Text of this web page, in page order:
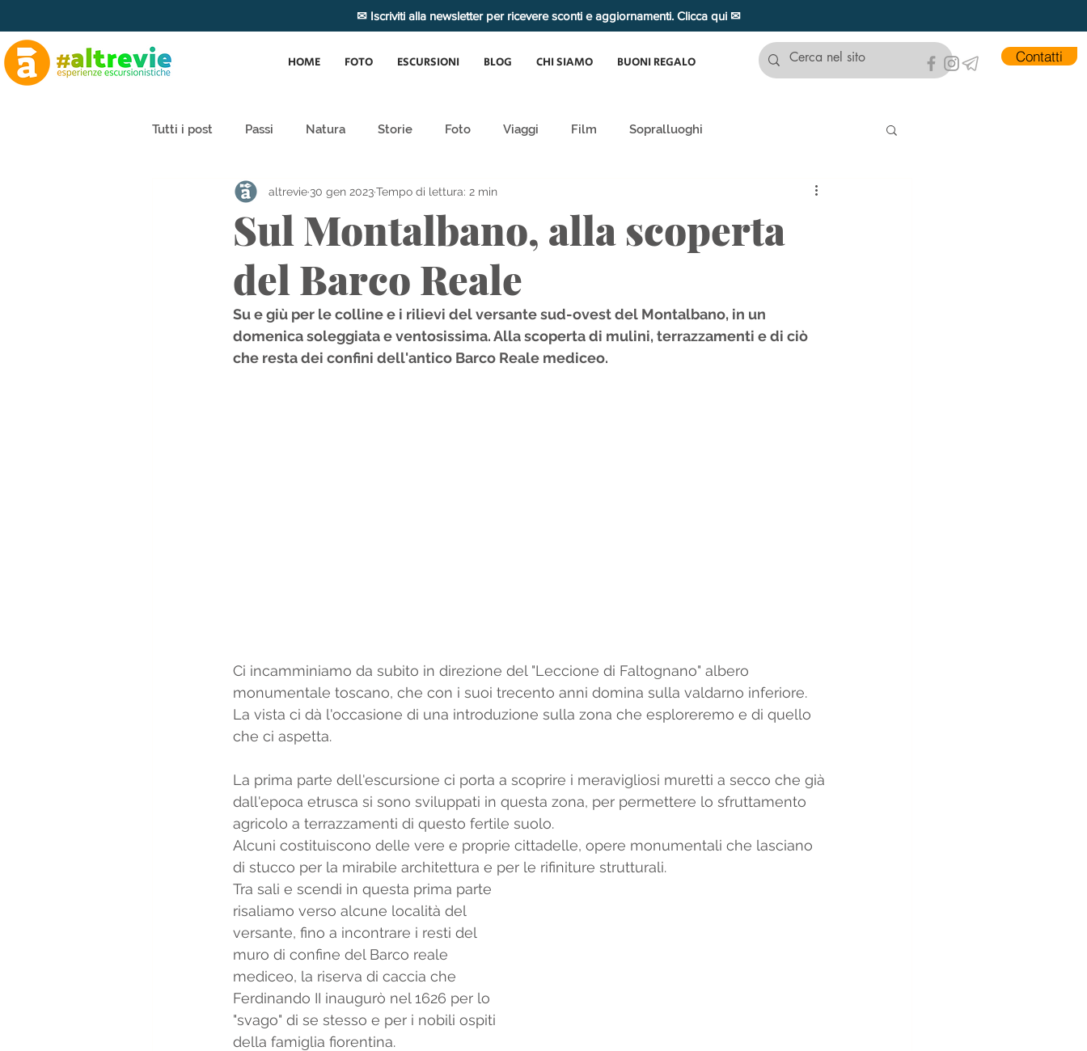
✉ Iscriviti alla newsletter per ricevere sconti e aggiornamenti. Clicca qui ✉
HOME FOTO ESCURSIONI BLOG CHI SIAMO BUONI REGALO Contatti
Tutti i post Passi Natura Storie Foto Viaggi Film Sopralluoghi
Sul Montalbano, alla scoperta
del Barco Reale
altrevie 30 gen 2023Tempo di lettura: 2 min
Su e giù per le colline e i rilievi del versante sud-ovest del Montalbano, in un
domenica soleggiata e ventosissima. Alla scoperta di mulini, terrazzamenti e di ciò
che resta dei confini dell'antico Barco Reale mediceo.
Ci incamminiamo da subito in direzione del "Leccione di Faltognano" albero
monumentale toscano, che con i suoi trecento anni domina sulla valdarno inferiore.
La vista ci dà l'occasione di una introduzione sulla zona che esploreremo e di quello
che ci aspetta.
La prima parte dell'escursione ci porta a scoprire i meravigliosi muretti a secco che già
dall'epoca etrusca si sono sviluppati in questa zona, per permettere lo sfruttamento
agricolo a terrazzamenti di questo fertile suolo.
Alcuni costituiscono delle vere e proprie cittadelle, opere monumentali che lasciano
di stucco per la mirabile architettura e per le rifiniture strutturali.
Tra sali e scendi in questa prima parte
risaliamo verso alcune località del
versante, fino a incontrare i resti del
muro di confine del Barco reale
mediceo, la riserva di caccia che
Ferdinando II inaugurò nel 1626 per lo
"svago" di se stesso e per i nobili ospiti
della famiglia fiorentina.